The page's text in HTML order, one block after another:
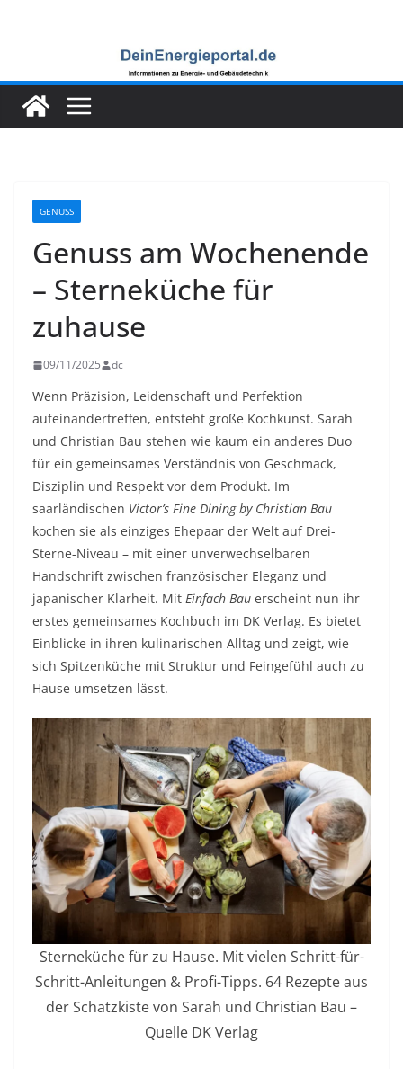
GENUSS
Genuss am Wochenende
– Sterneküche für
zuhause
09/11/2025 dc
Wenn Präzision, Leidenschaft und Perfektion
aufeinandertreffen, entsteht große Kochkunst. Sarah
und Christian Bau stehen wie kaum ein anderes Duo
für ein gemeinsames Verständnis von Geschmack,
Disziplin und Respekt vor dem Produkt. Im
saarländischen Victor’s Fine Dining by Christian Bau
kochen sie als einziges Ehepaar der Welt auf Drei-
Sterne-Niveau – mit einer unverwechselbaren
Handschrift zwischen französischer Eleganz und
japanischer Klarheit. Mit Einfach Bau erscheint nun ihr
erstes gemeinsames Kochbuch im DK Verlag. Es bietet
Einblicke in ihren kulinarischen Alltag und zeigt, wie
sich Spitzenküche mit Struktur und Feingefühl auch zu
Hause umsetzen lässt.
Sterneküche für zu Hause. Mit vielen Schritt-für-
Schritt-Anleitungen & Profi-Tipps. 64 Rezepte aus
der Schatzkiste von Sarah und Christian Bau –
Quelle DK Verlag